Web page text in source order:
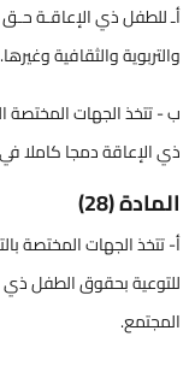
أـ للطفل ذي الإعاقـة حـق
والتربوية والثقافية وغيرها.
ب - تتخذ الجهات المختصة
ذي الإعاقة دمجا كاملا
المادة (28)
أ- تتخذ الجهات المختصة
للتوعية بحقوق الطفل ذي
المجتمع.